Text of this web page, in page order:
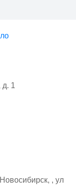
д. 1
, ул